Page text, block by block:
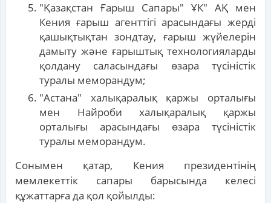
"Қазақстан Ғарыш Сапары" ҰК" АҚ мен
Кения ғарыш агенттігі арасындағы жерді
қашықтықтан зондтау, ғарыш жүйелерін
дамыту және ғарыштық технологияларды
қолдану саласындағы өзара түсіністік
туралы меморандум;
"Астана" халықаралық қаржы орталығы
мен Найроби халықаралық қаржы
орталығы арасындағы өзара түсіністік
туралы меморандум.
Сонымен қатар, Кения президентінің
мемлекеттік сапары барысында келесі
құжаттарға да қол қойылды: